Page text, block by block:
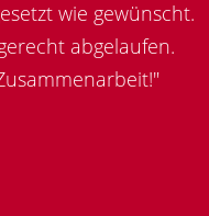
wie gewünscht.
abgelaufen.